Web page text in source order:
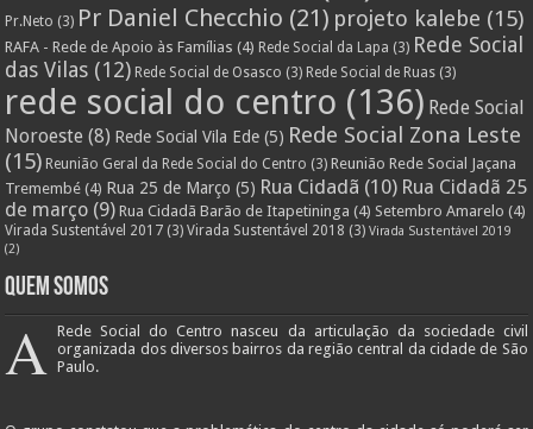
Pr.Neto (3) Pr Daniel Checchio (21) projeto kalebe (15)
RAFA - Rede de Apoio às Famílias (4) Rede Social da Lapa (3) Rede Social
das Vilas (12) Rede Social de Osasco (3) Rede Social de Ruas (3)
rede social do centro (136) Rede Social
Noroeste (8) Rede Social Vila Ede (5) Rede Social Zona Leste
(15) Reunião Geral da Rede Social do Centro (3) Reunião Rede Social Jaçana
Tremembé (4) Rua 25 de Março (5) Rua Cidadã (10) Rua Cidadã 25
de março (9) Rua Cidadã Barão de Itapetininga (4) Setembro Amarelo (4)
Virada Sustentável 2017 (3) Virada Sustentável 2018 (3) Virada Sustentável 2019
(2)
Quem Somos
A Rede Social do Centro nasceu da articulação da sociedade civil
organizada dos diversos bairros da região central da cidade de São
Paulo.